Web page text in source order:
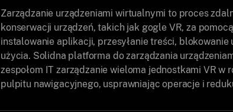
Zarządzanie urządzeniami wirtualnymi to proces
konserwacji urządzeń, takich jak gogle VR, za
instalowanie aplikacji, przesyłanie treści,
użycia. Solidna platforma do zarządzania
zespołom IT zarządzanie wieloma jednostkami VR
pulpitu nawigacyjnego, usprawniając operacje i